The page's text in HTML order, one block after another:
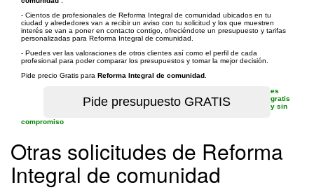
- Cientos de profesionales de Reforma Integral de comunidad ubicados en tu
ciudad y alrededores van a recibir un aviso con tu solicitud y los que muestren
interés se van a poner en contacto contigo, ofreciéndote un presupuesto y tarifas
personalizadas para Reforma Integral de comunidad.
- Puedes ver las valoraciones de otros clientes así como el perfil de cada
profesional para poder comparar los presupuestos y tomar la mejor decisión.
Pide precio Gratis para Reforma Integral de comunidad
es
gratis
y sin
compromiso
Otras solicitudes de Reforma
Integral de comunidad